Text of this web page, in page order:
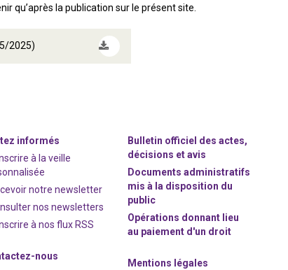
qu’après la publication sur le présent site.
2025)
informés
à la veille
notre newsletter
nos newsletters
à nos flux RSS
nous
Bulletin officiel des actes,
décisions et avis
Documents administratifs
mis à la disposition du
public
Opérations donnant lieu
au paiement d'un droit
Mentions légales